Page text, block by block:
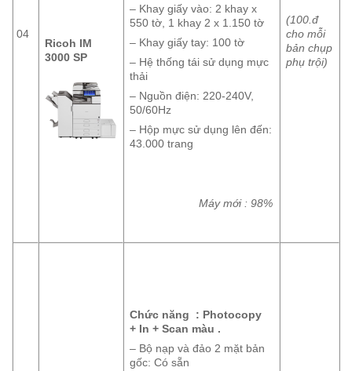
04
Ricoh IM
3000 SP
– Khay giấy vào: 2 khay x
550 tờ, 1 khay 2 x 1.150 tờ
– Khay giấy tay: 100 tờ
– Hệ thống tái sử dụng mực
thải
– Nguồn điện: 220-240V,
50/60Hz
– Hộp mực sử dụng lên đến:
43.000 trang
Máy mới : 98%
(100.đ
cho mỗi
bản chụp
phụ trội)
Chức năng : Photocopy
+ In + Scan màu .
– Bộ nạp và đảo 2 mặt bản
gốc: Có sẵn